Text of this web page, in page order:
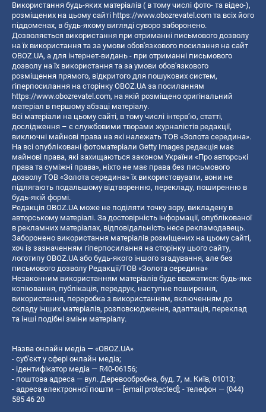
Використання будь-яких матеріалів ( в тому числі фото- та відео-),
розміщених на цьому сайті https://www.obozrevatel.com та всіх його
піддоменах, в будь-якому вигляді суворо заборонено.
Дозволяється використання при отриманні письмового дозволу
на їх використання та за умови обов'язкового посилання на сайт
OBOZ.UA, а для інтернет-видань - при отриманні письмового
дозволу на їх використання та за умови обов'язкового
розміщення прямого, відкритого для пошукових систем,
гіперпосилання на сторінку OBOZ.UA за посиланням
https://www.obozrevatel.com, на якій розміщено оригінальний
матеріал в першому абзаці матеріалу.
Всі матеріали на цьому сайті, в тому числі інтерв’ю, статті,
дослідження – є службовими творами журналістів редакції,
виключні майнові права на які належать ТОВ «Золота середина».
На всі опубліковані фотоматеріали Getty Images редакція має
майнові права, які захищаються законом України «Про авторські
права та суміжні права», ніхто не має права без письмового
дозволу ТОВ «Золота середина» їх використовувати, вони не
підлягають подальшому відтворенню, перекладу, поширенню в
будь-якій формі.
Редакція OBOZ.UA може не поділяти точку зору, викладену в
авторському матеріалі. За достовірність інформації, опублікованої
в рекламних матеріалах, відповідальність несе рекламодавець.
Заборонено використання матеріалів розміщених на цьому сайті,
хоч із зазначенням гіперпосилання на сторінку цього сайту,
логотипу OBOZ.UA або будь-якого іншого згадування, але без
письмового дозволу Редакції/ТОВ «Золота середина»
Незаконним використанням матеріалів буде вважатися: будь-яке
копiювання, публiкацiя, передрук, наступне поширення,
використання, переробка з використанням, включенням до
складу інших матеріалів, розповсюдження, адаптація, переклад
та інші подібні зміни матеріалу.
Назва онлайн медіа — «OBOZ.UA»
- суб'єкт у сфері онлайн медіа;
- ідентифікатор медіа — R40-06156;
- поштова адреса — вул. Деревообробна, буд. 7, м. Київ, 01013;
- адреса електронної пошти — [email protected] ; - телефон — (044)
585 46 20